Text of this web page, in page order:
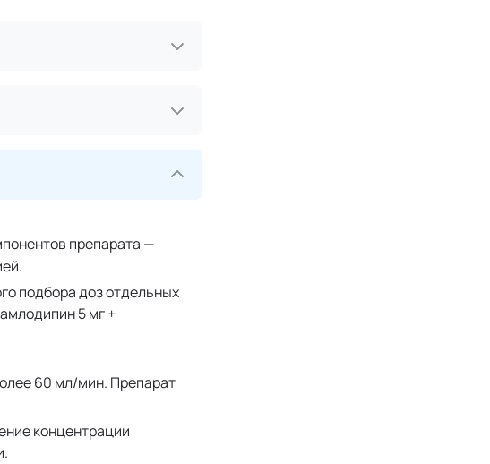
препарата —
подбора доз отдельных
5 мг +
60 мл/мин. Препарат
концентрации